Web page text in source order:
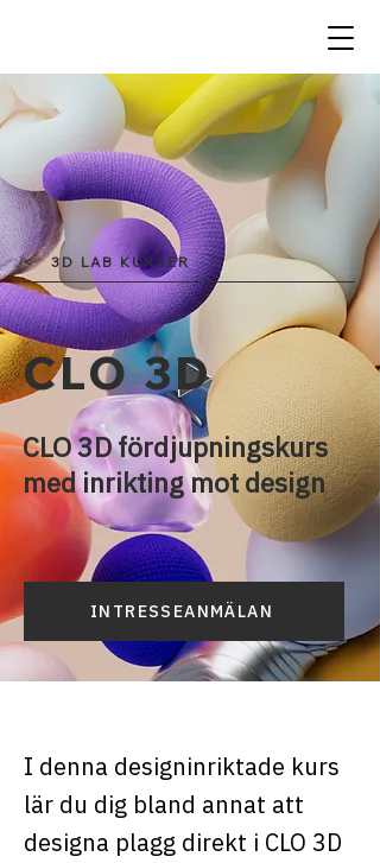
< 3D LAB KURSER
CLO 3D
CLO 3D fördjupningskurs
med inrikting mot design
INTRESSEANMÄLAN
I denna designinriktade kurs
lär du dig bland annat att
designa plagg direkt i CLO 3D